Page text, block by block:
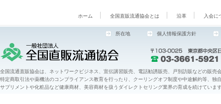
ホーム 全国直販流通協会とは 沿革 入会に
所在地 個人情報保護方針
全国流通直販協会は、ネットワークビジネス、宣伝講習販売、電話勧誘販売、戸別訪販などの販売
特定商取引法や薬機法のコンプライアンス教育を行ったり、クーリングオフ制度や中途解約等、
サプリメントや化粧品など健康商材、美容商材を扱うダイレクトセリング業界の育成を続けていま